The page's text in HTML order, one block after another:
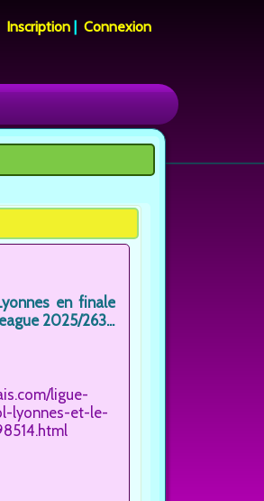
Inscription |Connexion
en finale
2025/263...
ligue-
lyonnes-et-le-